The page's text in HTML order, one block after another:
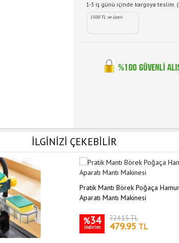
1-3 iş günü içinde kargoya teslim.
1500 TL ve üzeri
İLGİNİZİ ÇEKEBİLİR
Pratik Mantı Börek Poğaça
Aparatı Mantı Makinesi
%34
indirim
724.15 TL
479.95 TL